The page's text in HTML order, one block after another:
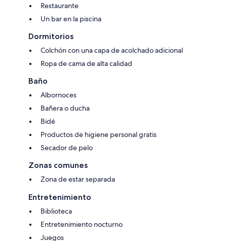
Restaurante
Un bar en la piscina
Dormitorios
Colchón con una capa de acolchado adicional
Ropa de cama de alta calidad
Baño
Albornoces
Bañera o ducha
Bidé
Productos de higiene personal gratis
Secador de pelo
Zonas comunes
Zona de estar separada
Entretenimiento
Biblioteca
Entretenimiento nocturno
Juegos